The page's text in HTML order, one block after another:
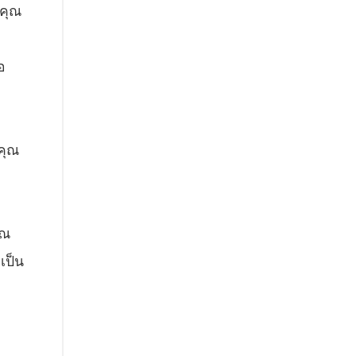
คุณ
ณ
ป็น